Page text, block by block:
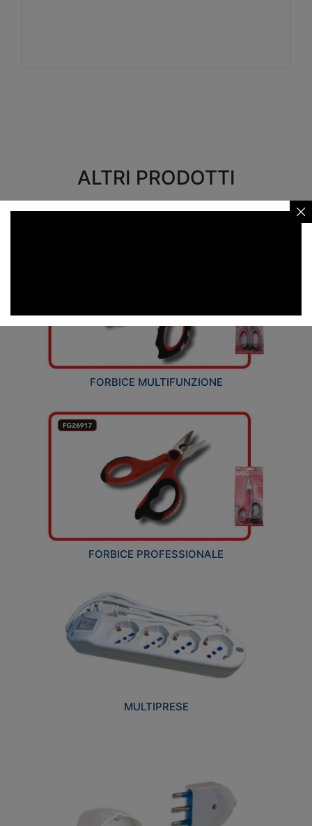
ALTRI PRODOTTI
FORBICE MULTIFUNZIONE
FORBICE PROFESSIONALE
MULTIPRESE